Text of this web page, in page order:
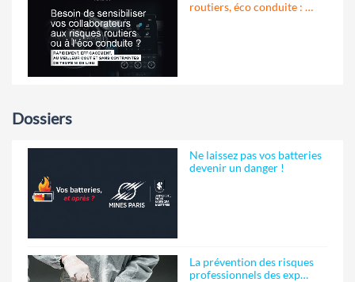
routiers, éco conduite : …
Dossiers
Ne laissez pas vos batteries
devenir un danger !
La prévention des risques
professionnels des exp…